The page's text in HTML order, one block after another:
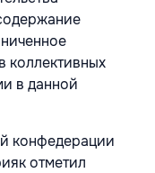
коллективных
в данной
кон­федерации
отметил